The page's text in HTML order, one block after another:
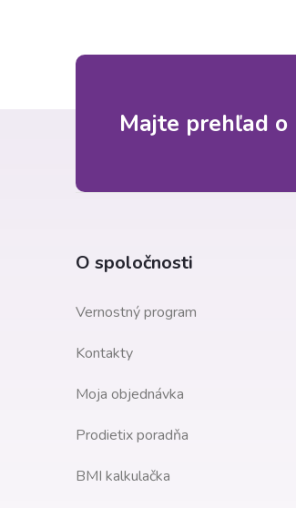
Majte prehľad o
O spoločnosti
Vernostný program
Kontakty
Moja objednávka
Prodietix poradňa
BMI kalkulačka